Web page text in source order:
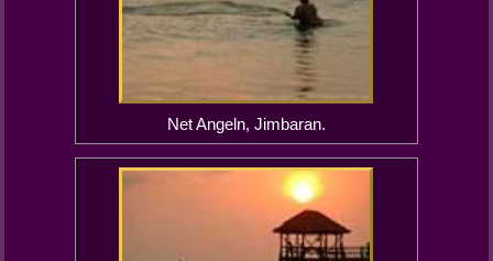
Net Angeln, Jimbaran.